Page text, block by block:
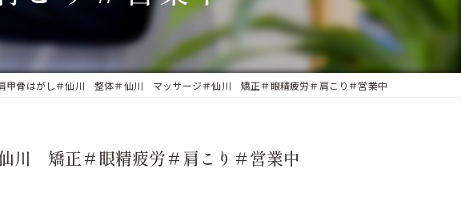
眼精疲労
甲骨はがし＃仙川 整体＃仙川 マッサージ＃仙川 矯正＃眼精疲労＃肩こり＃営業中
矯正＃眼精疲労＃肩こり＃営業中